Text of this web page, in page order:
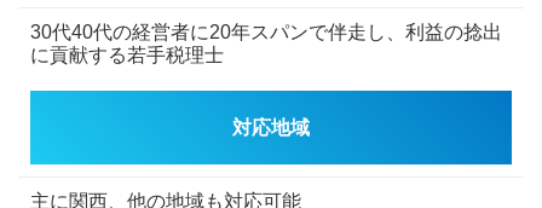
30代40代の経営者に20年スパンで伴走し、利益の捻出
に貢献する若手税理士
対応地域
主に関西、他の地域も対応可能